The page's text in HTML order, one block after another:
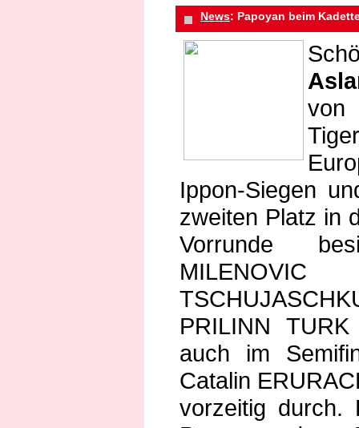
News: Papoyan beim
Ippon-Siegen
zweiten Platz in
Vorrunde
MILENOVIC
PRILINN
auch im
Catalin
vorzeitig durch.